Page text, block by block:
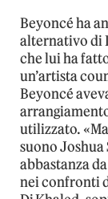
Beyoncé ha
alternativo di
che lui ha
un’artista
Beyoncé
utilizzato.
suono Joshua
abbastanza
nei confronti